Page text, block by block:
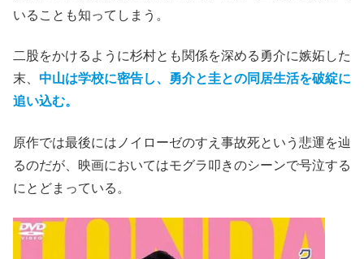
いることも知ってしまう。
二股をかけるように杉村とも関係を深める勇介に嫉妬した
末、 中山は学校に密告し、勇介と圭との同居生活を破綻に
追い込む。
原作では最後にはノイローゼのすえ事故死という悲運を辿
るのだが、映画においてはモグラ叩きのシーンで号泣する
にとどまっている。